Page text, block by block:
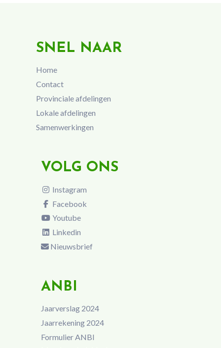
SNEL NAAR
Home
Contact
Provinciale afdelingen
Lokale afdelingen
Samenwerkingen
VOLG ONS
Instagram
Facebook
Youtube
Linkedin
Nieuwsbrief
ANBI
Jaarverslag 2024
Jaarrekening 2024
Formulier ANBI